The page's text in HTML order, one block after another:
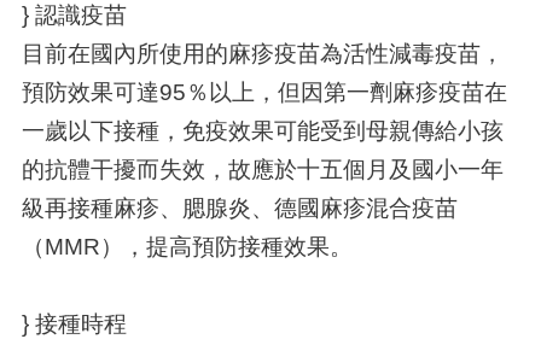
} 認識疫苗
目前在國內所使用的麻疹疫苗為活性減毒疫苗，
預防效果可達95％以上，但因第一劑麻疹疫苗在
一歲以下接種，免疫效果可能受到母親傳給小孩
的抗體干擾而失效，故應於十五個月及國小一年
級再接種麻疹、腮腺炎、德國麻疹混合疫苗
（MMR），提高預防接種效果。
} 接種時程